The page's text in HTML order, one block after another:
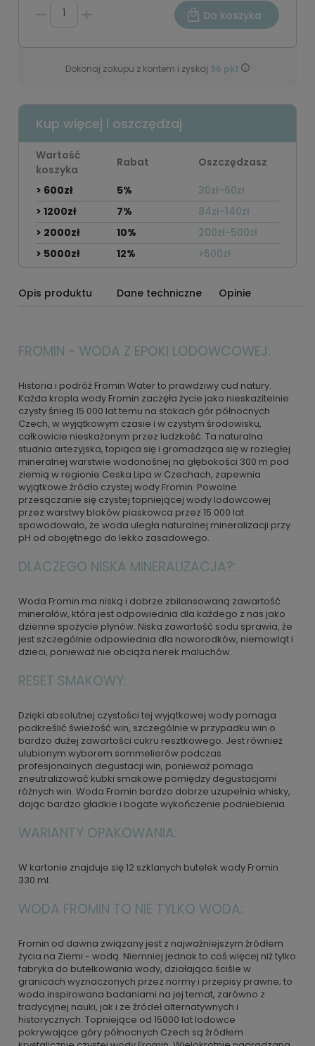
Do koszyka
Dokonaj zakupu z kontem i zyskaj 96 pkt
Kup więcej i oszczędzaj
Wartość
koszyka
Rabat
Oszczędzasz
> 600zł
5%
30zł-60zł
> 1200zł
7%
84zł-140zł
> 2000zł
10%
200zł-500zł
> 5000zł
12% >600zł
Opis produktu Dane techniczne Opinie
FROMIN - WODA Z EPOKI LODOWCOWEJ:
Historia i podróż Fromin Water to prawdziwy cud natury.
Każda kropla wody Fromin zaczęła życie jako nieskazitelnie
czysty śnieg 15 000 lat temu na stokach gór północnych
Czech, w wyjątkowym czasie i w czystym środowisku,
całkowicie nieskażonym przez ludzkość. Ta naturalna
studnia artezyjska, topiąca się i gromadząca się w rozległej
mineralnej warstwie wodonośnej na głębokości 300 m pod
ziemią w regionie Ceska Lipa w Czechach, zapewnia
wyjątkowe źródło czystej wody Fromin. Powolne
przesączanie się czystej topniejącej wody lodowcowej
przez warstwy bloków piaskowca przez 15 000 lat
spowodowało, że woda uległa naturalnej mineralizacji przy
pH od obojętnego do lekko zasadowego.
DLACZEGO NISKA MINERALIZACJA?:
Woda Fromin ma niską i dobrze zbilansowaną zawartość
minerałów, która jest odpowiednia dla każdego z nas jako
dzienne spożycie płynów. Niska zawartość sodu sprawia, że
jest szczególnie odpowiednia dla noworodków, niemowląt i
dzieci, ponieważ nie obciąża nerek maluchów.
RESET SMAKOWY:
Dzięki absolutnej czystości tej wyjątkowej wody pomaga
podkreślić świeżość win, szczególnie w przypadku win o
bardzo dużej zawartości cukru resztkowego. Jest również
ulubionym wyborem sommelierów podczas
profesjonalnych degustacji win, ponieważ pomaga
zneutralizować kubki smakowe pomiędzy degustacjami
różnych win. Woda Fromin bardzo dobrze uzupełnia whisky,
dając bardzo gładkie i bogate wykończenie podniebienia.
WARIANTY OPAKOWANIA:
W kartonie znajduje się 12 szklanych butelek wody Fromin
330 ml.
WODA FROMIN TO NIE TYLKO WODA:
Fromin od dawna związany jest z najważniejszym źródłem
życia na Ziemi - wodą. Niemniej jednak to coś więcej niż tylko
fabryka do butelkowania wody, działająca ściśle w
granicach wyznaczonych przez normy i przepisy prawne; to
woda inspirowana badaniami na jej temat, zarówno z
tradycyjnej nauki, jak i ze źródeł alternatywnych i
historycznych. Topniejące od 15000 lat lodowce
pokrywające góry północnych Czech są źródłem